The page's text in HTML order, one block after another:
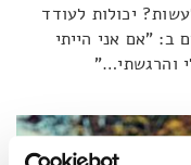
יכולות לעודד
ב: "אם אני הייתי
והרגשתי…"